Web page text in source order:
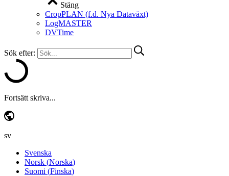
Stäng
CropPLAN (f.d. Nya Dataväxt)
LogMASTER
DVTime
Sök efter:
Fortsätt skriva...
sv
Svenska
Norsk (Norska)
Suomi (Finska)